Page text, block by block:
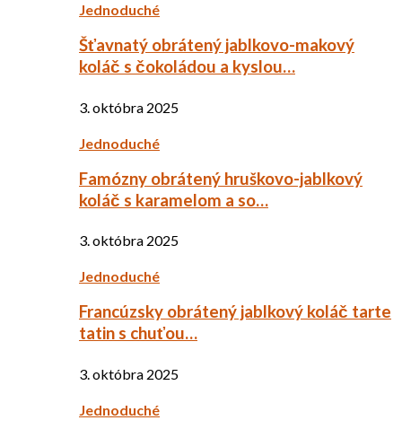
Jednoduché
Šťavnatý obrátený jablkovo-makový
koláč s čokoládou a kyslou…
3. októbra 2025
Jednoduché
Famózny obrátený hruškovo-jablkový
koláč s karamelom a so…
3. októbra 2025
Jednoduché
Francúzsky obrátený jablkový koláč tarte
tatin s chuťou…
3. októbra 2025
Jednoduché